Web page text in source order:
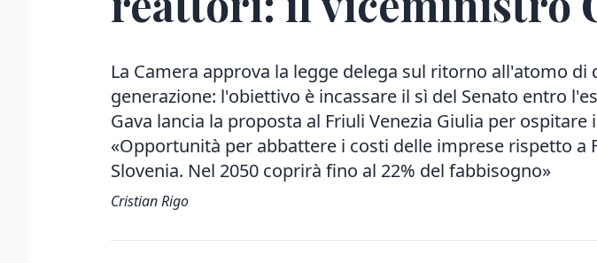
La Camera approva la legge delega sul ritorno all'atomo di
generazione: l'obiettivo è incassare il sì del Senato entro
Gava lancia la proposta al Friuli Venezia Giulia per ospitare
«Opportunità per abbattere i costi delle imprese rispetto a
Slovenia. Nel 2050 coprirà fino al 22% del fabbisogno»
Cristian Rigo